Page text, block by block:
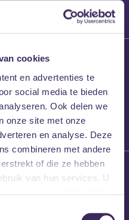
cookies
en advertenties te
social media te bieden
Ook delen we
onze site met onze
en analyse. Deze
combineren met andere
of die ze hebben
van hun services. U
maart 2026
Blog:
Kalf
maart 2026
Blog: High